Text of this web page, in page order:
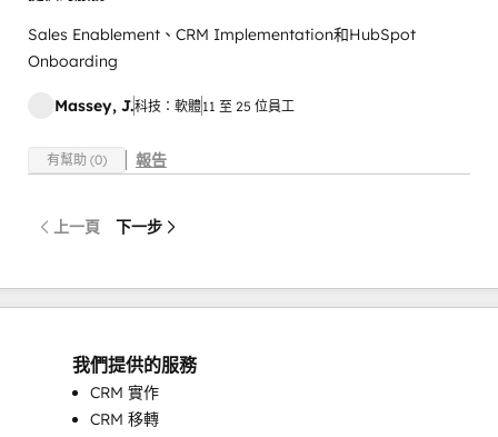
Sales Enablement、CRM Implementation和HubSpot
Onboarding
Massey, J.科技：軟體11 至 25 位員工
有幫助 (0) 報告
上一頁 下一步
我們提供的服務
CRM 實作
CRM 移轉